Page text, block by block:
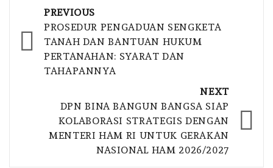
Post
navigation
PREVIOUS
PROSEDUR PENGADUAN SENGKETA
TANAH DAN BANTUAN HUKUM
PERTANAHAN: SYARAT DAN
TAHAPANNYA
NEXT
DPN BINA BANGUN BANGSA SIAP
KOLABORASI STRATEGIS DENGAN
MENTERI HAM RI UNTUK GERAKAN
NASIONAL HAM 2026/2027